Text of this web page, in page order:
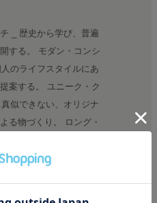
_ 歴史から学び、普遍
する。 モダン・コンシ
のライフスタイルにあ
案する。 ユニーク・ク
似できない、オリジナ
る物づくり。 ロング・
さを実現する。 シン